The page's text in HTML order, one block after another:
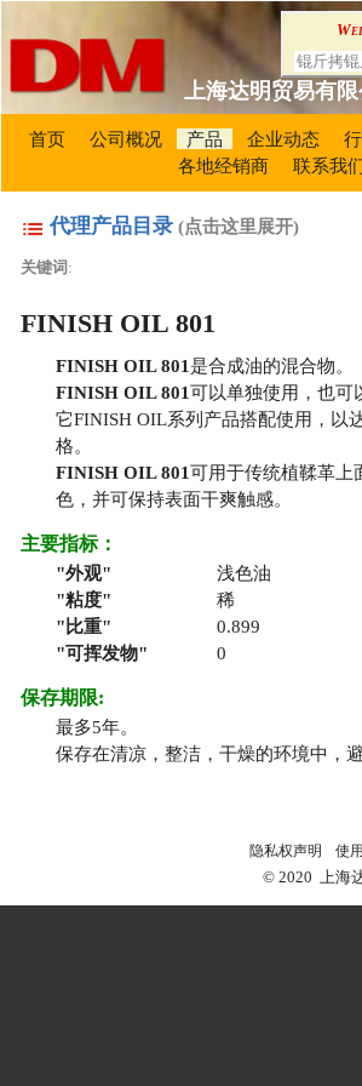
上海达明贸易有限
首页 公司概况 产品 企业动态
各地经销商
联系我
代理产品目录 (点击这里展开)
关键词 :
FINISH OIL 801
FINISH OIL 801 是合成油的混合物。
FINISH OIL 801可以单独使用，也可
它FINISH OIL系列产品搭配使用，以
格。
FINISH OIL 801可用于传统植鞣革上
色，并可保持表面干爽触感。
主要指标：
外观
浅色油
粘度
稀
比重
0.899
可挥发物
0
保存期限:
最多5年。
保存在清凉，整洁，干燥的环境中，
隐私权声明 使
©2020 上海